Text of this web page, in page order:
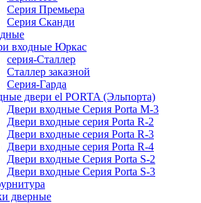
Серия Премьера
Серия Сканди
входные Юркас
серия-Сталлер
Сталлер заказной
Серия-Гарда
двери el PORTA (Эльпорта)
Двери входные Серия Porta M-3
Двери входные серия Porta R-2
Двери входные серия Porta R-3
Двери входные серия Porta R-4
Двери входные Серия Porta S-2
Двери входные Серия Porta S-3
дверные